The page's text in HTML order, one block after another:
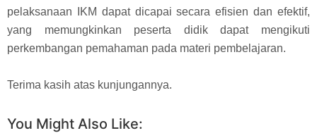
pelaksanaan IKM dapat dicapai secara efisien dan efektif,
yang memungkinkan peserta didik dapat mengikuti
perkembangan pemahaman pada materi pembelajaran.
Terima kasih atas kunjungannya.
You Might Also Like: